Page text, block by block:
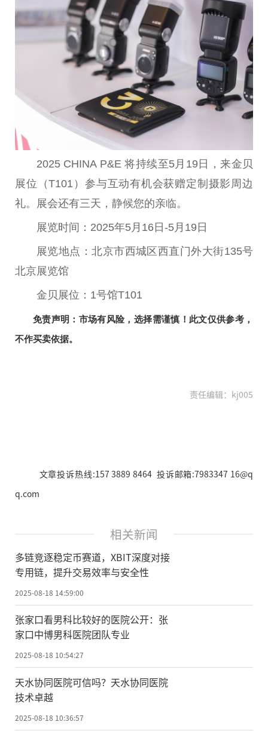
2025 CHINA P&E 将持续至5月19日，来金贝
展位（T101）参与互动有机会获赠定制摄影周边
礼。展会还有三天，静候您的亲临。
展览时间：2025年5月16日-5月19日
展览地点：北京市西城区西直门外大街135号
北京展览馆
金贝展位：1号馆T101
免责声明：市场有风险，选择需谨慎！此文仅供参考，
不作买卖依据。
责任编辑：kj005
文章投诉热线:157 3889 8464 投诉邮箱:7983347 16@q
q.com
相关新闻
多链竞逐稳定币赛道，XBIT深度对接
专用链，提升交易效率与安全性
2025-08-18 14:59:00
张家口看男科比较好的医院公开：张
家口中博男科医院团队专业
2025-08-18 10:54:27
天水协同医院可信吗？天水协同医院
技术卓越
2025-08-18 10:36:57